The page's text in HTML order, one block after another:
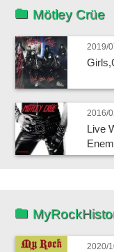
Mötley Crüe
2019/
2016/
Live
2020/